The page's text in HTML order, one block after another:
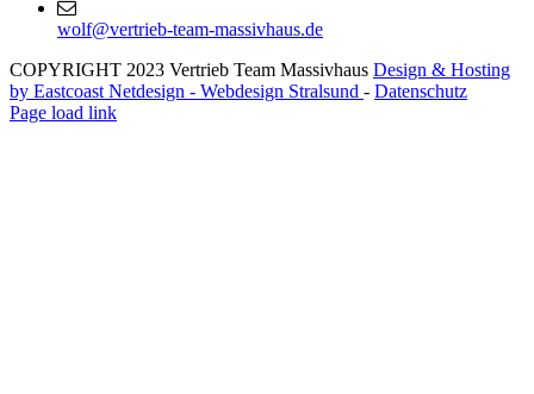
wolf@vertrieb-team-massivhaus.de
COPYRIGHT 2023 Vertrieb Team Massivhaus Design & Hosting
by Eastcoast Netdesign - Webdesign Stralsund - Datenschutz
Facebook
E-
Page load link